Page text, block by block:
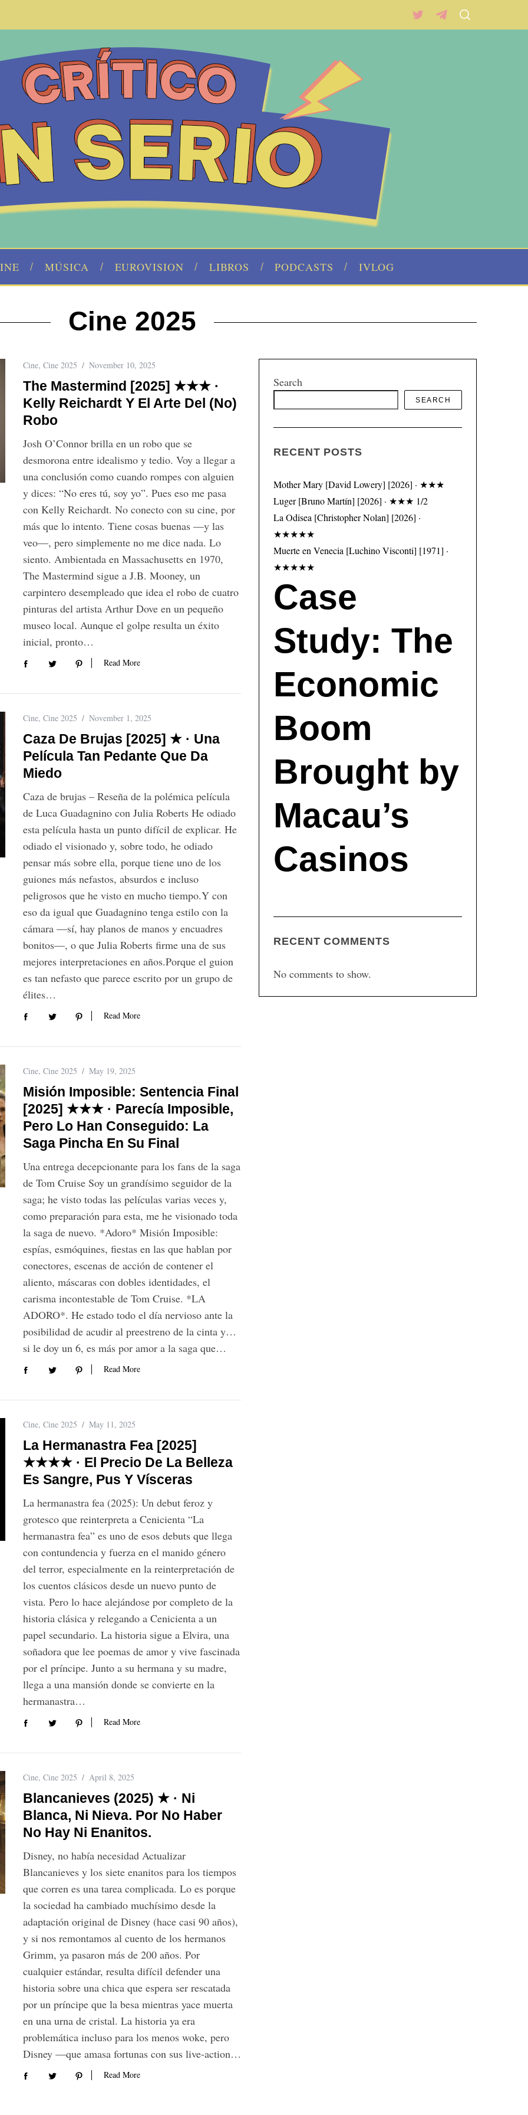
MÚSICA EUROVISION LIBROS PODCASTS IVLOG
Cine 2025
Cine, Cine 2025 November 10, 2025
The Mastermind [2025] ★★★ ·
Kelly Reichardt Y El Arte Del (no)
Robo
Josh O’Connor brilla en un robo que se
desmorona entre idealismo y tedio. Voy a llegar a
una conclusión como cuando rompes con alguien
y dices: “No eres tú, soy yo”. Pues eso me pasa
con Kelly Reichardt. No conecto con su cine, por
más que lo intento. Tiene cosas buenas —y las
veo—, pero simplemente no me dice nada. Lo
siento. Ambientada en Massachusetts en 1970,
The Mastermind sigue a J.B. Mooney, un
carpintero desempleado que idea el robo de cuatro
pinturas del artista Arthur Dove en un pequeño
museo local. Aunque el golpe resulta un éxito
inicial, pronto…
Read More
Cine, Cine 2025 November 1, 2025
Caza De Brujas [2025] ★ · Una
Película Tan Pedante Que Da
Miedo
Caza de brujas – Reseña de la polémica película
de Luca Guadagnino con Julia Roberts He odiado
esta película hasta un punto difícil de explicar. He
odiado el visionado y, sobre todo, he odiado
pensar más sobre ella, porque tiene uno de los
guiones más nefastos, absurdos e incluso
peligrosos que he visto en mucho tiempo.Y con
eso da igual que Guadagnino tenga estilo con la
cámara —sí, hay planos de manos y encuadres
bonitos—, o que Julia Roberts firme una de sus
mejores interpretaciones en años.Porque el guion
es tan nefasto que parece escrito por un grupo de
élites…
Read More
Cine, Cine 2025 May 19, 2025
Misión Imposible: Sentencia Final
[2025] ★★★ · Parecía Imposible,
Pero Lo Han Conseguido: La
Saga Pincha En Su Final
Una entrega decepcionante para los fans de la saga
de Tom Cruise Soy un grandísimo seguidor de la
saga; he visto todas las películas varias veces y,
como preparación para esta, me he visionado toda
la saga de nuevo. *Adoro* Misión Imposible:
espías, esmóquines, fiestas en las que hablan por
conectores, escenas de acción de contener el
aliento, máscaras con dobles identidades, el
carisma incontestable de Tom Cruise. *LA
ADORO*. He estado todo el día nervioso ante la
posibilidad de acudir al preestreno de la cinta y…
si le doy un 6, es más por amor a la saga que…
Read More
Cine, Cine 2025 May 11, 2025
La Hermanastra Fea [2025]
★★★★ · El Precio De La Belleza
Es Sangre, Pus Y Vísceras
La hermanastra fea (2025): Un debut feroz y
grotesco que reinterpreta a Cenicienta “La
hermanastra fea” es uno de esos debuts que llega
con contundencia y fuerza en el manido género
del terror, especialmente en la reinterpretación de
los cuentos clásicos desde un nuevo punto de
vista. Pero lo hace alejándose por completo de la
historia clásica y relegando a Cenicienta a un
papel secundario. La historia sigue a Elvira, una
soñadora que lee poemas de amor y vive fascinada
por el príncipe. Junto a su hermana y su madre,
llega a una mansión donde se convierte en la
hermanastra…
Read More
Cine, Cine 2025 April 8, 2025
Blancanieves (2025) ★ · Ni
Blanca, Ni Nieva. Por No Haber
No Hay Ni Enanitos.
Disney, no había necesidad Actualizar
Blancanieves y los siete enanitos para los tiempos
que corren es una tarea complicada. Lo es porque
la sociedad ha cambiado muchísimo desde la
adaptación original de Disney (hace casi 90 años),
y si nos remontamos al cuento de los hermanos
Grimm, ya pasaron más de 200 años. Por
cualquier estándar, resulta difícil defender una
historia sobre una chica que espera ser rescatada
por un príncipe que la besa mientras yace muerta
en una urna de cristal. La historia ya era
problemática incluso para los menos woke, pero
Disney —que amasa fortunas con sus live-action…
Read More
Search
SEARCH
RECENT POSTS
Mother Mary [David Lowery] [2026] · ★★★
Luger [Bruno Martín] [2026] · ★★★ 1/2
La Odisea [Christopher Nolan] [2026] ·
★★★★★
Muerte en Venecia [Luchino Visconti] [1971] ·
★★★★★
Case
Study: The
Economic
Boom
Brought by
Macau’s
Casinos
RECENT COMMENTS
No comments to show.